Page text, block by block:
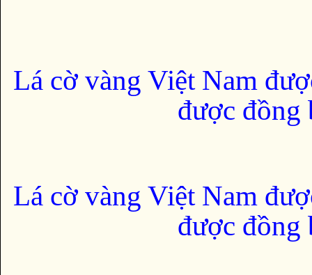
Lá cờ vàng Việt Nam
được đồng
Lá cờ vàng Việt Nam
được đồng